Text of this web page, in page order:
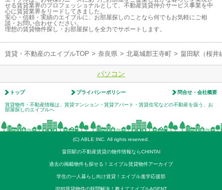
せる賃貸業界のプロフェッショナルとして、不動産賃貸仲介サービス事業を中
心に賃貸業界をリードしてきました。
安心・信頼・実績のエイブルに、お部屋探しのことなら何でもお気軽にご相
談・お問い合わせください。
理想の賃貸物件探し・お部屋探しを全力でサポートします。
賃貸・不動産のエイブルTOP > 奈良県 > 北葛城郡王寺町 > 畠田駅（桜井
パソコン
トップ プライバシーポリシー 問合せ・会社概要
賃貸物件・不動産情報は、賃貸マンション・賃貸アパート・賃貸住宅などの不動産を扱う、お
部屋探しのエイブルへ
(C) ABLE INC. All rights reserved.
畠田駅の不動産賃貸の物件情報ならCHINTAI
過去の掲載物件も探せる！エイブル賃貸物件アーカイブ
学生の一人暮らし向け賃貸！エイブル進学応援部
[PR]賃貸物件の疑問解決！教えてエイブルAGENT